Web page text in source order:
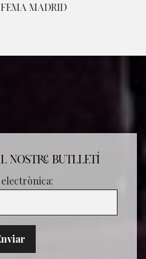
MADRID
NOSTRE BUTLLETÍ